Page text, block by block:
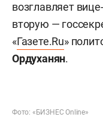
возглавляет
вторую —
«Газете.Ru»
Ордуханян.